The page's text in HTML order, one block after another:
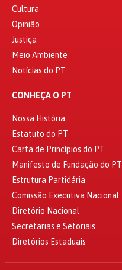
Cultura
Opinião
Justiça
Meio Ambiente
Notícias do PT
CONHEÇA O PT
Nossa História
Estatuto do PT
Carta de Princípios do PT
Manifesto de Fundação do PT
Estrutura Partidária
Comissão Executiva Nacional
Diretório Nacional
Secretarias e Setoriais
Diretórios Estaduais